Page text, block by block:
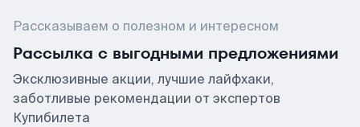
Рассказываем о полезном и интересном
Рассылка с выгодными предложениями
Эксклюзивные акции, лучшие лайфхаки,
заботливые рекомендации от экспертов
Купибилета